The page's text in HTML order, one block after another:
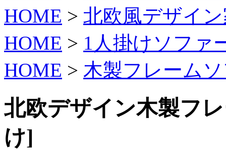
HOME > 北欧風デザイ
HOME > 1人掛けソファ
HOME > 木製フレーム
北欧デザイン木製フ
け]